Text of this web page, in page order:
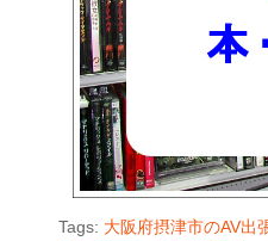
Tags: 大阪府摂津市のAV出